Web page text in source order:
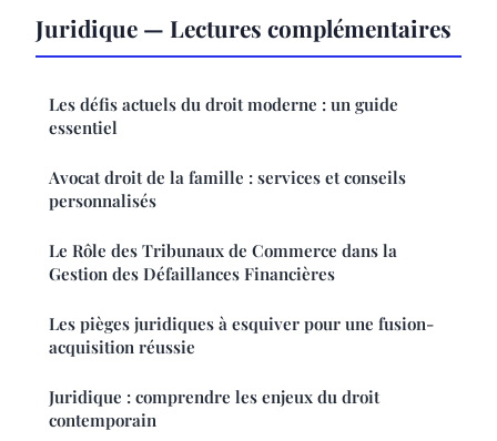
Juridique — Lectures complémentaires
Les défis actuels du droit moderne : un guide
essentiel
Avocat droit de la famille : services et conseils
personnalisés
Le Rôle des Tribunaux de Commerce dans la
Gestion des Défaillances Financières
Les pièges juridiques à esquiver pour une fusion-
acquisition réussie
Juridique : comprendre les enjeux du droit
contemporain